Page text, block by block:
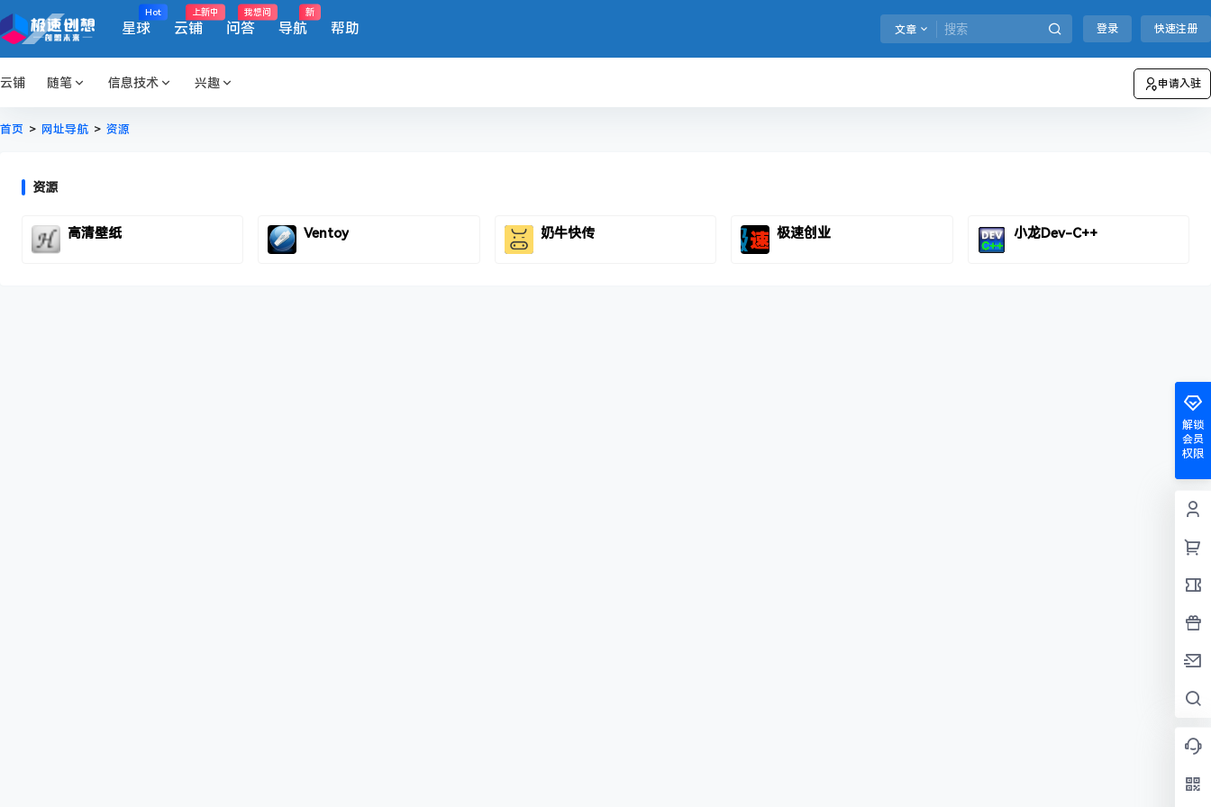
星球
Hot
云铺
上新中
问答
我想问
导航
新
帮助 文章 登录 快速注册
云铺 随笔 信息技术 兴趣 申请入驻
首页 > 网址导航 > 资源
资源
高清壁纸 Ventoy 奶牛快传 极速创业 小龙Dev-C++
解锁
会员
权限